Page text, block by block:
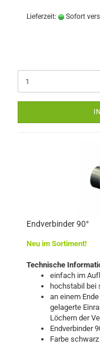
Lieferzeit: Sofort
Endverbinder 90°
Neu im Sortiment!
Technische
einfach im
hochstabil bei
an einem
gelagerte
Löchern der
Endverbinder
Farbe schwarz